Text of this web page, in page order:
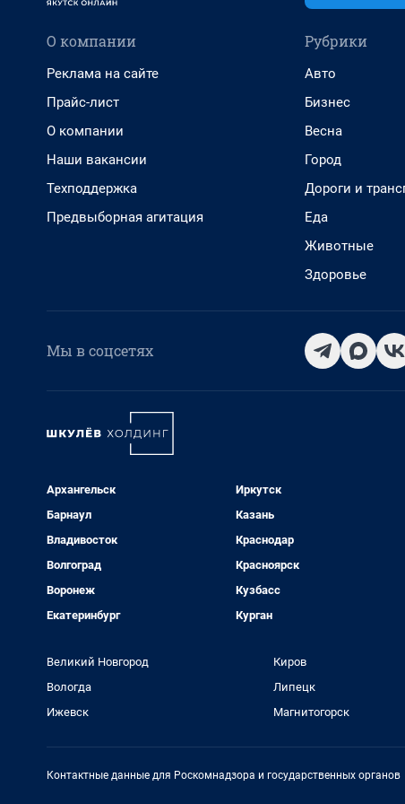
О компании
Реклама на сайте
Прайс-лист
О компании
Наши вакансии
Техподдержка
Предвыборная агитация
Рубрики
Авто
Бизнес
Весна
Город
Дороги и
Еда
Животные
Здоровье
Мы в соцсетях
Архангельск
Барнаул
Владивосток
Волгоград
Воронеж
Екатеринбург
Иркутск
Казань
Краснодар
Красноярск
Кузбасс
Курган
Великий Новгород
Вологда
Ижевск
Киров
Липецк
Магнитогорск
Контактные данные для Роскомнадзора и государственных органов